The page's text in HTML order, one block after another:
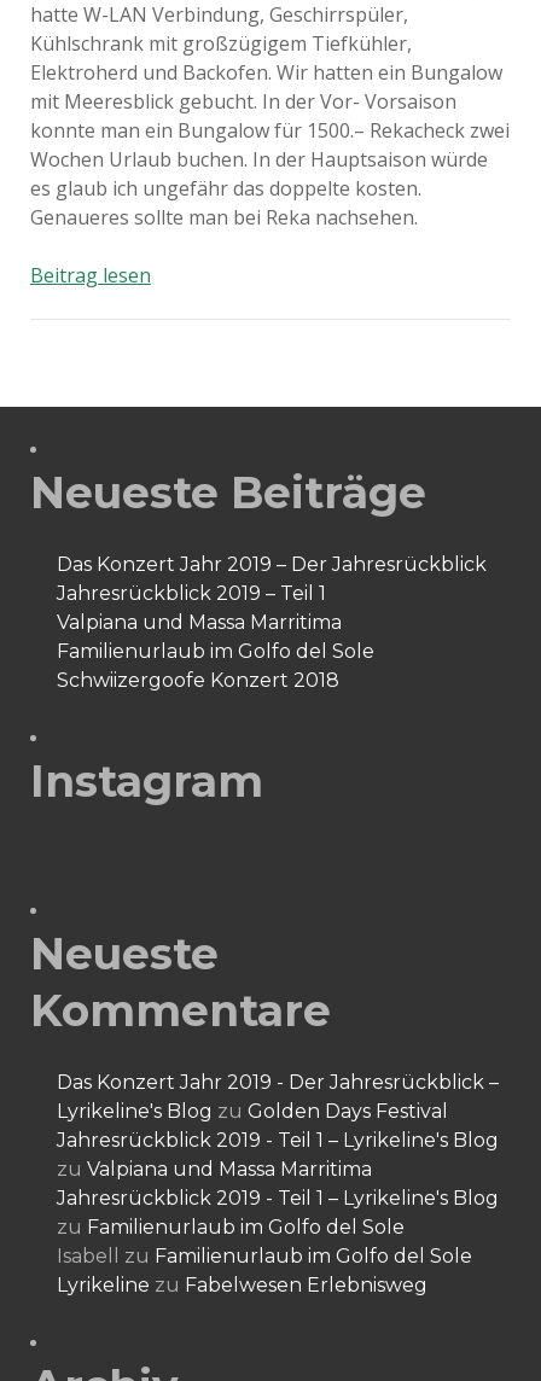
hatte W-LAN Verbindung, Geschirrspüler,
Kühlschrank mit großzügigem Tiefkühler,
Elektroherd und Backofen. Wir hatten ein Bungalow
mit Meeresblick gebucht. In der Vor- Vorsaison
konnte man ein Bungalow für 1500.– Rekacheck zwei
Wochen Urlaub buchen. In der Hauptsaison würde
es glaub ich ungefähr das doppelte kosten.
Genaueres sollte man bei Reka nachsehen.
Beitrag lesenFamilienurlaub
Neueste Beiträge
Das Konzert Jahr 2019 – Der Jahresrückblick
Jahresrückblick 2019 – Teil 1
Valpiana und Massa Marritima
Familienurlaub im Golfo del Sole
Schwiizergoofe Konzert 2018
Instagram
Neueste
Kommentare
Das Konzert Jahr 2019 - Der Jahresrückblick –
Lyrikeline's Blog zu Golden Days Festival
Jahresrückblick 2019 - Teil 1 – Lyrikeline's Blog
zu Valpiana und Massa Marritima
Jahresrückblick 2019 - Teil 1 – Lyrikeline's Blog
zu Familienurlaub im Golfo del Sole
Isabell
zu Familienurlaub im Golfo del Sole
Lyrikeline zu Fabelwesen Erlebnisweg